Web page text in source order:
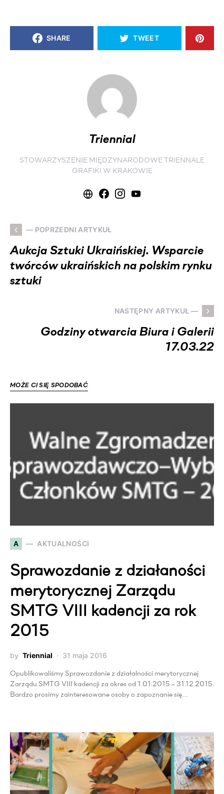
SHARE TWEET
Triennial
STOWARZYSZENIE MIĘDZYNARODOWE TRIENNALE
GRAFIKI W KRAKOWIE
— POPRZEDNI ARTYKUŁ
Aukcja Sztuki Ukraińskiej. Wsparcie
twórców ukraińskich na polskim rynku
sztuki
NASTĘPNY ARTYKUŁ —
Godziny otwarcia Biura i Galerii
17.03.22
MOŻE CI SIĘ SPODOBAĆ
A AKTUALNOŚCI
Sprawozdanie z działaności
merytorycznej Zarządu
SMTG VIII kadencji za rok
2015
by Triennial 31 maja 2016
Opublikowaliśmy Sprawozdanie z działalności merytorycznej
Zarządu SMTG VIII kadencji za okres od 1.01.2015 – 31.12.2015.
Bardzo prosimy zainteresowane osoby o zapoznanie się…